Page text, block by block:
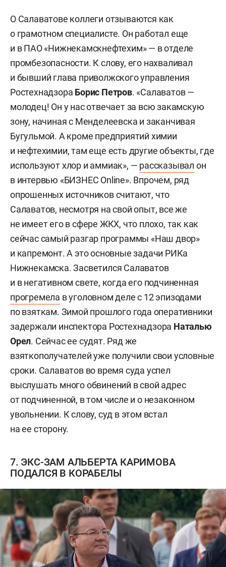
О Салаватове коллеги отзываются как
о грамотном специалисте. Он работал еще
и в ПАО «Нижнекамскнефтехим» — в отделе
промбезопасности. К слову, его нахваливал
и бывший глава приволжского управления
Ростехнадзора Борис Петров. «Салаватов —
молодец! Он у нас отвечает за всю закамскую
зону, начиная с Менделеевска и заканчивая
Бугульмой. А кроме предприятий химии
и нефтехимии, там еще есть другие объекты, где
используют хлор и аммиак», — рассказывал он
в интервью «БИЗНЕС Online». Впрочем, ряд
опрошенных источников считают, что
Салаватов, несмотря на свой опыт, все же
не имеет его в сфере ЖКХ, что плохо, так как
сейчас самый разгар программы «Наш двор»
и капремонт. А это основные задачи РИКа
Нижнекамска. Засветился Салаватов
и в негативном свете, когда его подчиненная
прогремела в уголовном деле с 12 эпизодами
по взяткам. Зимой прошлого года оперативники
задержали инспектора Ростехнадзора Наталью
Орел. Сейчас ее судят. Ряд же
взяткополучателей уже получили свои условные
сроки. Салаватов во время суда успел
выслушать много обвинений в свой адрес
от подчиненной, в том числе и о незаконном
увольнении. К слову, суд в этом встал
на ее сторону.
7. ЭКС-ЗАМ АЛЬБЕРТА КАРИМОВА
ПОДАЛСЯ В КОРАБЕЛЫ